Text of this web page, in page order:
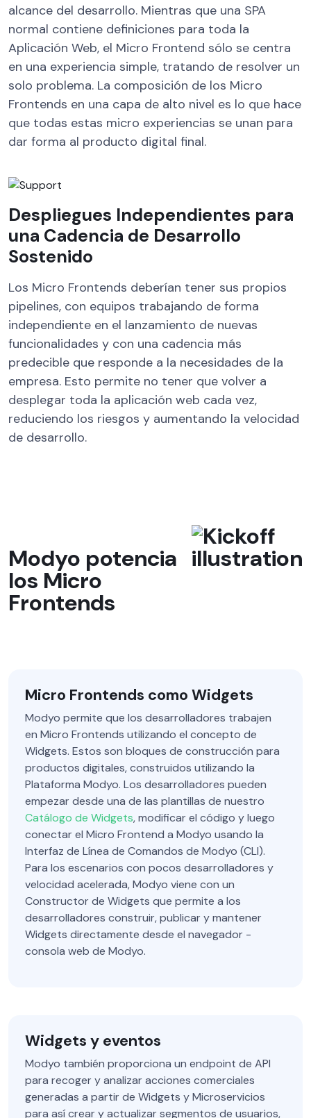
alcance del desarrollo. Mientras que una SPA
normal contiene definiciones para toda la
Aplicación Web, el Micro Frontend sólo se centra
en una experiencia simple, tratando de resolver un
solo problema. La composición de los Micro
Frontends en una capa de alto nivel es lo que hace
que todas estas micro experiencias se unan para
dar forma al producto digital final.
Despliegues Independientes para
una Cadencia de Desarrollo
Sostenido
Los Micro Frontends deberían tener sus propios
pipelines, con equipos trabajando de forma
independiente en el lanzamiento de nuevas
funcionalidades y con una cadencia más
predecible que responde a la necesidades de la
empresa. Esto permite no tener que volver a
desplegar toda la aplicación web cada vez,
reduciendo los riesgos y aumentando la velocidad
de desarrollo.
Modyo potencia
los Micro
Frontends
Micro Frontends como Widgets
Modyo permite que los desarrolladores trabajen
en Micro Frontends utilizando el concepto de
Widgets. Estos son bloques de construcción para
productos digitales, construidos utilizando la
Plataforma Modyo. Los desarrolladores pueden
empezar desde una de las plantillas de nuestro
Catálogo de Widgets, modificar el código y luego
conectar el Micro Frontend a Modyo usando la
Interfaz de Línea de Comandos de Modyo (CLI).
Para los escenarios con pocos desarrolladores y
velocidad acelerada, Modyo viene con un
Constructor de Widgets que permite a los
desarrolladores construir, publicar y mantener
Widgets directamente desde el navegador -
consola web de Modyo.
Widgets y eventos
Modyo también proporciona un endpoint de API
para recoger y analizar acciones comerciales
generadas a partir de Widgets y Microservicios
para así crear y actualizar segmentos de usuarios,